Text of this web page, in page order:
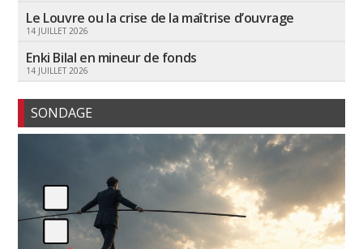
Le Louvre ou la crise de la maîtrise d’ouvrage
14 JUILLET 2026
Enki Bilal en mineur de fonds
14 JUILLET 2026
SONDAGE